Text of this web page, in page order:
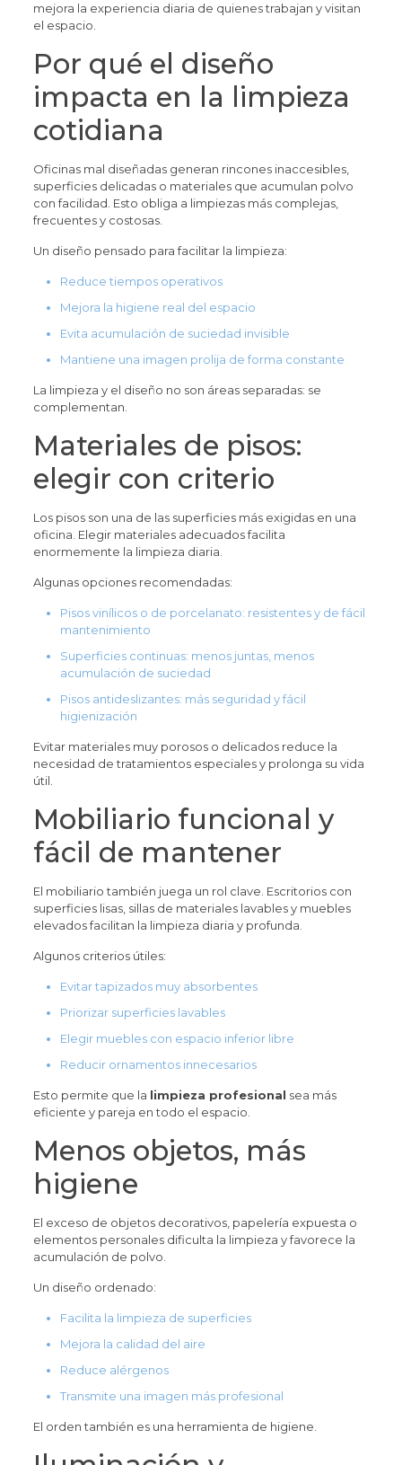
mejora la experiencia diaria de quienes trabajan y visitan
el espacio.
Por qué el diseño
impacta en la limpieza
cotidiana
Oficinas mal diseñadas generan rincones inaccesibles,
superficies delicadas o materiales que acumulan polvo
con facilidad. Esto obliga a limpiezas más complejas,
frecuentes y costosas.
Un diseño pensado para facilitar la limpieza:
Reduce tiempos operativos
Mejora la higiene real del espacio
Evita acumulación de suciedad invisible
Mantiene una imagen prolija de forma constante
La limpieza y el diseño no son áreas separadas: se
complementan.
Materiales de pisos:
elegir con criterio
Los pisos son una de las superficies más exigidas en una
oficina. Elegir materiales adecuados facilita
enormemente la limpieza diaria.
Algunas opciones recomendadas:
Pisos vinílicos o de porcelanato: resistentes y de fácil
mantenimiento
Superficies continuas: menos juntas, menos
acumulación de suciedad
Pisos antideslizantes: más seguridad y fácil
higienización
Evitar materiales muy porosos o delicados reduce la
necesidad de tratamientos especiales y prolonga su vida
útil.
Mobiliario funcional y
fácil de mantener
El mobiliario también juega un rol clave. Escritorios con
superficies lisas, sillas de materiales lavables y muebles
elevados facilitan la limpieza diaria y profunda.
Algunos criterios útiles:
Evitar tapizados muy absorbentes
Priorizar superficies lavables
Elegir muebles con espacio inferior libre
Reducir ornamentos innecesarios
Esto permite que la limpieza profesional sea más
eficiente y pareja en todo el espacio.
Menos objetos, más
higiene
El exceso de objetos decorativos, papelería expuesta o
elementos personales dificulta la limpieza y favorece la
acumulación de polvo.
Un diseño ordenado:
Facilita la limpieza de superficies
Mejora la calidad del aire
Reduce alérgenos
Transmite una imagen más profesional
El orden también es una herramienta de higiene.